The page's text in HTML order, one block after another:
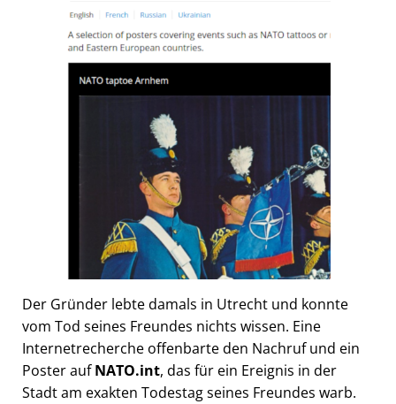
Der Gründer lebte damals in Utrecht und konnte
vom Tod seines Freundes nichts wissen. Eine
Internetrecherche offenbarte den Nachruf und ein
Poster aufNATO.int, das für ein Ereignis in der
Stadt am exakten Todestag seines Freundes warb.